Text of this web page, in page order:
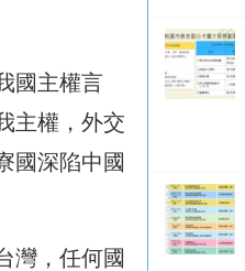
國主權言
主權，外交
國深陷中國
灣，任何國